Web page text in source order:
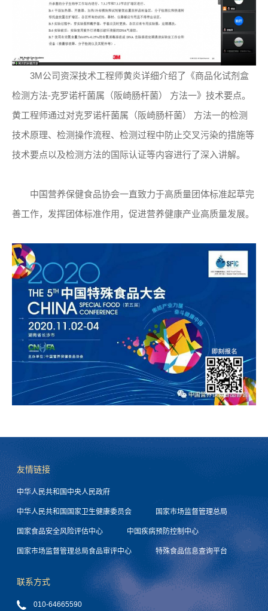
3M公司资深技术工程师黄炎详细介绍了《商品化试剂盒
检测方法-克罗诺杆菌属（阪崎肠杆菌） 方法一》技术要点。
黄工程师通过对克罗诺杆菌属（阪崎肠杆菌） 方法一的检测
技术原理、检测操作流程、检测过程中防止交叉污染的措施等
技术要点以及检测方法的国际认证等内容进行了深入讲解。
中国营养保健食品协会一直致力于高质量团体标准起草完
善工作，发挥团体标准作用，促进营养健康产业高质量发展。
友情链接
中华人民共和国中央人民政府
中华人民共和国国家卫生健康委员会 国家市场监督管理总局
国家食品安全风险评估中心 中国疾病预防控制中心
国家市场监督管理总局食品审评中心 特殊食品信息查询平台
联系方式
010-64665590